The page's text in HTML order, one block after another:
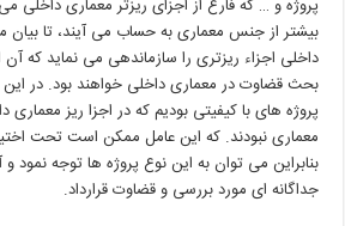
پروژه و … که فارغ از اجزای ریزتر معماری داخلی
بیشتر از جنس معماری به حساب می آیند، تا بیان
داخلی اجزاء ریزتری را سازماندهی می نماید کهآن
بحثقضاوتدر معماریداخلی خواهند بود.در این
پروژه هایباکیفیتی بودیمکهدر اجزا ریز معماری
معمارینبودند.که اینعامل ممکن استتحت
بنابراین می توانبه ایننوع پروژه هاتوجهنمودو
جداگانه ای موردبررسی وقضاوتقرارداد.